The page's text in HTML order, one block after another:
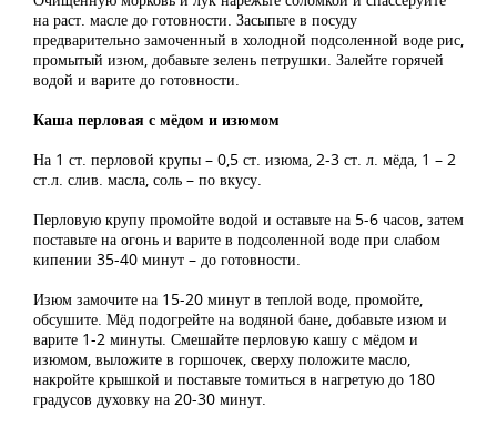
на раст. масле до готовности. Засыпьте в посуду
предварительно замоченный в холодной подсоленной воде рис,
промытый изюм, добавьте зелень петрушки. Залейте горячей
водой и варите до готовности.
Каша перловая с мёдом и изюмом
На 1 ст. перловой крупы – 0,5 ст. изюма, 2-3 ст. л. мёда, 1 – 2
ст.л. слив. масла, соль – по вкусу.
Перловую крупу промойте водой и оставьте на 5-6 часов, затем
поставьте на огонь и варите в подсоленной воде при слабом
кипении 35-40 минут – до готовности.
Изюм замочите на 15-20 минут в теплой воде, промойте,
обсушите. Мёд подогрейте на водяной бане, добавьте изюм и
варите 1-2 минуты. Смешайте перловую кашу с мёдом и
изюмом, выложите в горшочек, сверху положите масло,
накройте крышкой и поставьте томиться в нагретую до 180
градусов духовку на 20-30 минут.